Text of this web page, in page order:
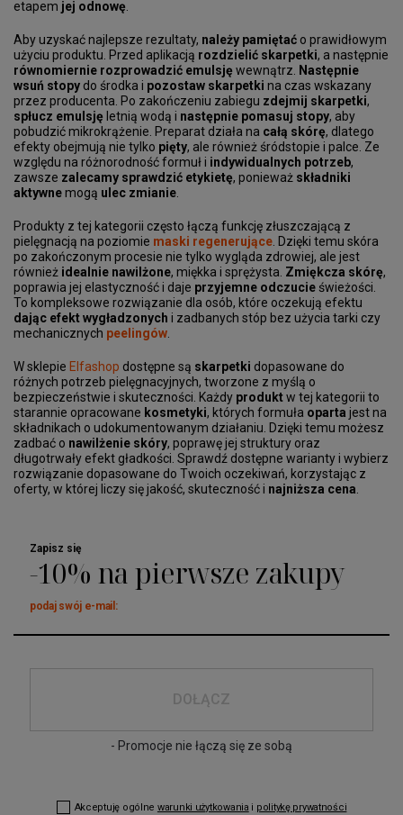
etapem jej odnowę
Aby uzyskać najlepsze rezultaty, należy pamiętać o prawidłowym
użyciu produktu. Przed aplikacją rozdzielić skarpetki, a następnie
równomiernie rozprowadzić emulsję wewnątrz. Następnie
wsuń stopy do środka i pozostaw skarpetki na czas wskazany
przez producenta. Po zakończeniu zabiegu zdejmij skarpetki,
spłucz emulsję letnią wodą i następnie pomasuj stopy, aby
pobudzić mikrokrążenie. Preparat działa na całą skórę, dlatego
efekty obejmują nie tylko pięty, ale również śródstopie i palce. Ze
względu na różnorodność formuł i indywidualnych potrzeb,
zawsze zalecamy sprawdzić etykietę, ponieważ składniki
aktywnemogą ulec zmianie
Produkty z tej kategorii często łączą funkcję złuszczającą z
pielęgnacją na poziomie maski regenerujące . Dzięki temu skóra
po zakończonym procesie nie tylko wygląda zdrowiej, ale jest
również idealnie nawilżone, miękka i sprężysta. Zmiękcza skórę,
poprawia jej elastyczność i daje przyjemne odczucie świeżości.
To kompleksowe rozwiązanie dla osób, które oczekują efektu
dając efekt wygładzonych i zadbanych stóp bez użycia tarki czy
mechanicznych peelingów
W sklepie Elfashop dostępne są skarpetki dopasowane do
różnych potrzeb pielęgnacyjnych, tworzone z myślą o
bezpieczeństwie i skuteczności. Każdy produktw tej kategorii to
starannie opracowane kosmetyki, których formuła oparta jest na
składnikach o udokumentowanym działaniu. Dzięki temu możesz
zadbać o nawilżenie skóry, poprawę jej struktury oraz
długotrwały efekt gładkości. Sprawdź dostępne warianty i wybierz
rozwiązanie dopasowane do Twoich oczekiwań, korzystając z
oferty, w której liczy się jakość, skuteczność i najniższa cena
Zapisz się
-10% na pierwsze zakupy
podaj swój e-mail:
DOŁĄCZ
- Promocje nie łączą się ze sobą
Akceptuję ogólne warunki użytkowania i politykę prywatności